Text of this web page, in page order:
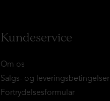
Kundeservice
Om os
Salgs- og leveringsbetingelser
Fortrydelsesformular